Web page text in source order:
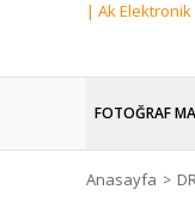
FOTOĞRAF
Anasayfa